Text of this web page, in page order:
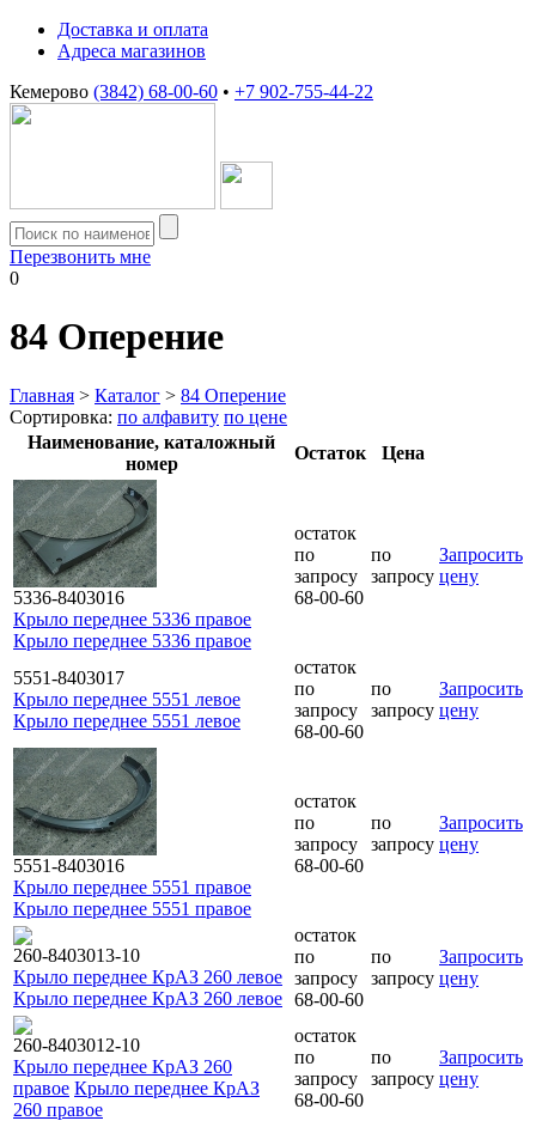
Доставка и оплата
Адреса магазинов
Кемерово (3842) 68-00-60 • +7 902-755-44-22
Перезвонить мне
0
84 Оперение
Главная > Каталог > 84 Оперение
Сортировка: по алфавиту по цене
Наименование, каталожный
номер
Остаток Цена
5336-8403016
Крыло переднее 5336 правое
Крыло переднее 5336 правое
остаток
по
запросу
68-00-60
по
запросу
Запросить
цену
5551-8403017
Крыло переднее 5551 левое
Крыло переднее 5551 левое
остаток
по
запросу
68-00-60
по
запросу
Запросить
цену
5551-8403016
Крыло переднее 5551 правое
Крыло переднее 5551 правое
остаток
по
запросу
68-00-60
по
запросу
Запросить
цену
260-8403013-10
Крыло переднее КрАЗ 260 левое
Крыло переднее КрАЗ 260 левое
остаток
по
запросу
68-00-60
по
запросу
Запросить
цену
260-8403012-10
Крыло переднее КрАЗ 260
правое Крыло переднее КрАЗ
260 правое
остаток
по
запросу
68-00-60
по
запросу
Запросить
цену